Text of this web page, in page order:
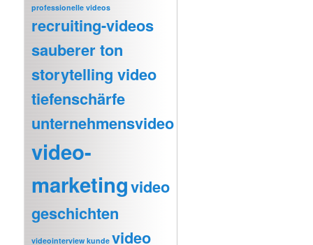
professionelle videos
recruiting-videos
sauberer ton
storytelling video
tiefenschärfe
unternehmensvideo
video-
marketingvideo
geschichten
videointerview kunde video